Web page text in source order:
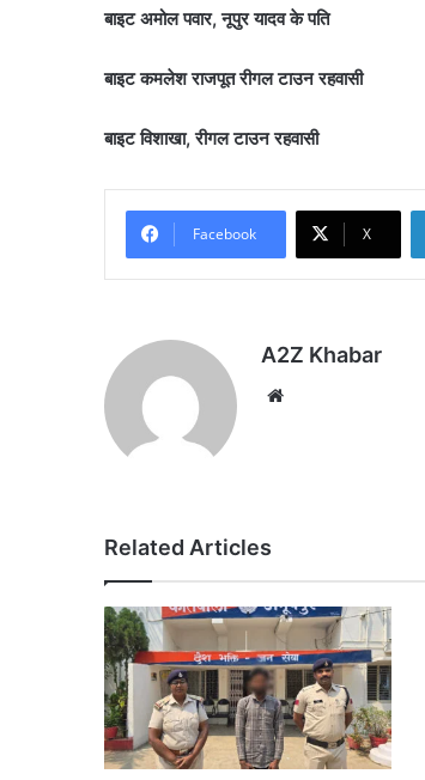
बाइट अमोल पवार, नूपुर यादव के पति
बाइट कमलेश राजपूत रीगल टाउन रहवासी
बाइट विशाखा, रीगल टाउन रहवासी
Facebook X
A2Z Khabar
Related Articles